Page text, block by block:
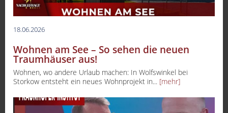
18.06.2026
Wohnen am See – So sehen die neuen
Traumhäuser aus!
Wohnen, wo andere Urlaub machen: In Wolfswinkel bei
Storkow entsteht ein neues Wohnprojekt in... [mehr]